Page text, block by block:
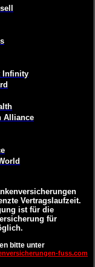
Infinity
Alliance
Vertragslaufzeit.
ist für die
für
bitte unter
fuss.com